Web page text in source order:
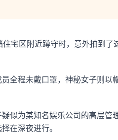
宅区附近蹲守时，意外拍到
全程未戴口罩，神秘女子则
似为某知名娱乐公司的高层
在深夜进行。